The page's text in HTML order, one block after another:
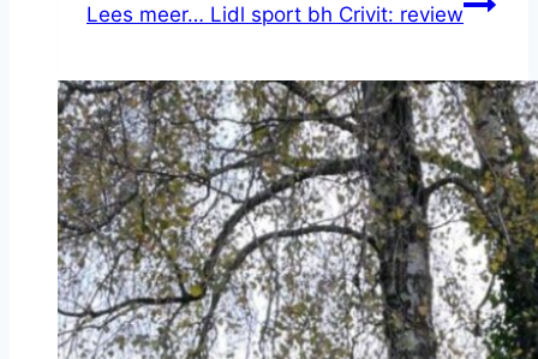
Lees meer… Lidl sport bh Crivit: review